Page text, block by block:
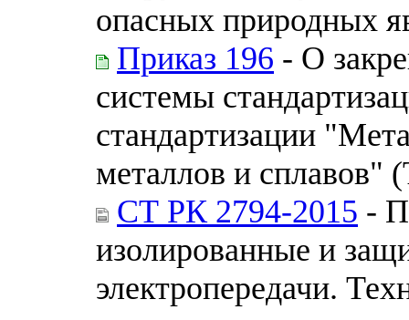
опасных природных
Приказ 196 - О
системы
стандартизации
металлов и сплавов"
СТ РК 2794-2015 -
изолированные и
электропередачи.